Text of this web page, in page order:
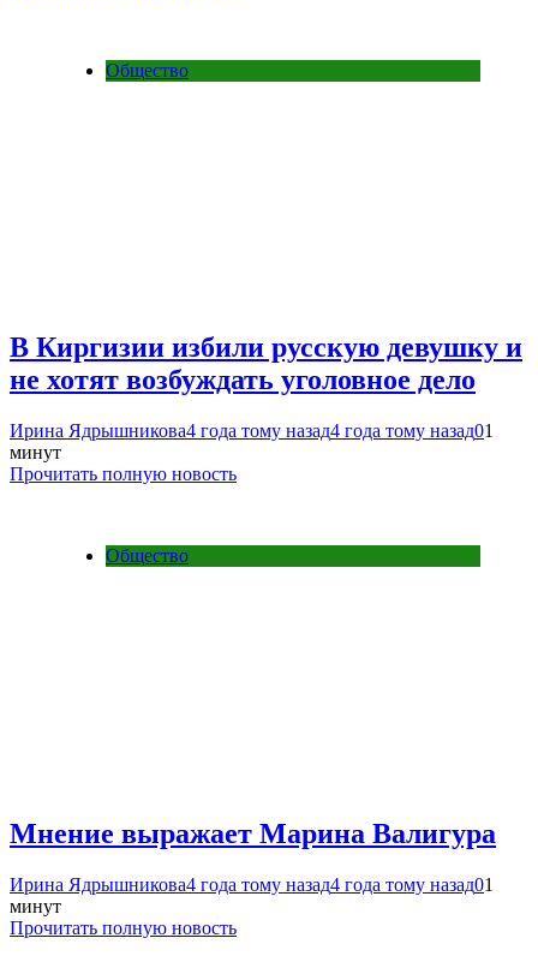
Общество
В Киргизии избили русскую девушку и
не хотят возбуждать уголовное дело
Ирина Ядрышникова4 года тому назад4 года тому назад01
минут
Прочитать полную новость
Общество
Мнение выражает Марина Валигура
Ирина Ядрышникова4 года тому назад4 года тому назад01
минут
Прочитать полную новость